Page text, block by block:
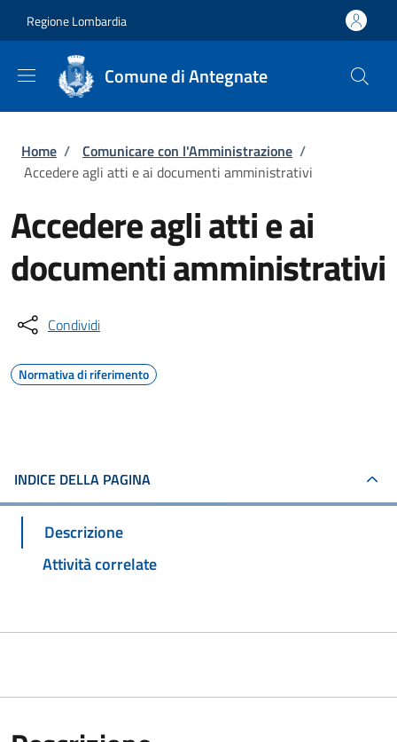
Regione Lombardia
Comune di Antegnate
Briciole di pane
Home / Comunicare con l'Amministrazione /
Accedere agli atti e ai documenti amministrativi
Accedere agli atti e ai
documenti amministrativi
Condividi
Normativa di riferimento
INDICE DELLA PAGINA
Descrizione
Attività correlate